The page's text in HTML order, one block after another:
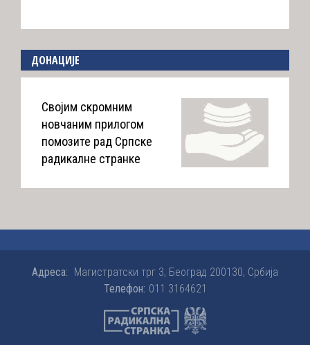
ДОНАЦИЈЕ
Својим скромним
новчаним прилогом
помозите рад Српске
радикалне странке
Адреса: Магистратски трг 3, Београд 200130, Србија
Телефон: 011 3164621